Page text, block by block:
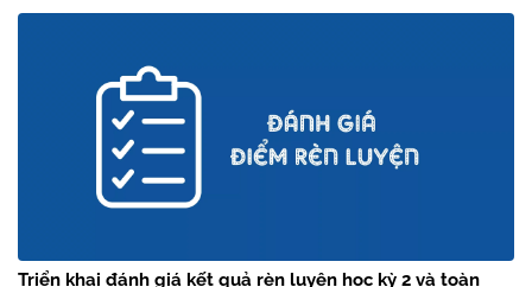
Triển khai đánh giá kết quả rèn luyện học kỳ 2 và toàn